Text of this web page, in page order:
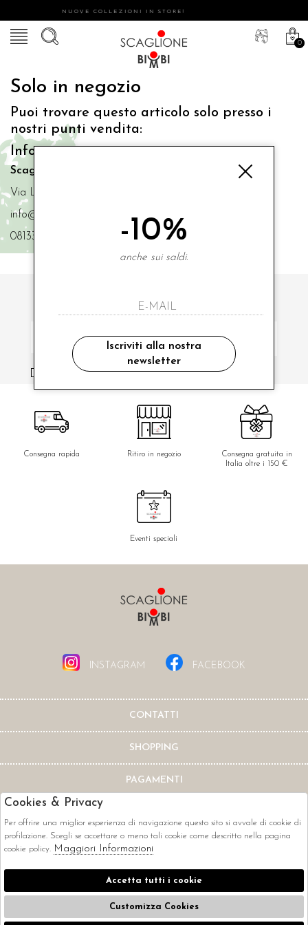
NUOVE COLLEZIONI IN STORE!
0
Solo in negozio
Puoi trovare questo articolo solo presso i
nostri punti vendita:
Info contatti
Scaglione Bimbi di Iacono Maria Angela
Via Luigi Mazzella,73 80077 Ischia
info@scaglionebimbi.com
0813331162
ISCRIVITI ALLA NOSTRA NEWSLETTER
ho letto ed accettato le condizioni sulla privacy.
Consegna rapida Ritiro in negozio
Consegna gratuita in
Italia oltre i 150 €
Eventi speciali
INSTAGRAM FACEBOOK
CONTATTI
SHOPPING
PAGAMENTI
CORRIERI
-10%
anche sui saldi.
Iscriviti alla nostra
newsletter
Cookies & Privacy
Per offrire una miglior esperienza di navigazione questo sito si avvale di cookie di
profilazione. Scegli se accettare o meno tali cookie come descritto nella pagina
cookie policy. Maggiori Informazioni
Accetta tutti i cookie
Customizza Cookies